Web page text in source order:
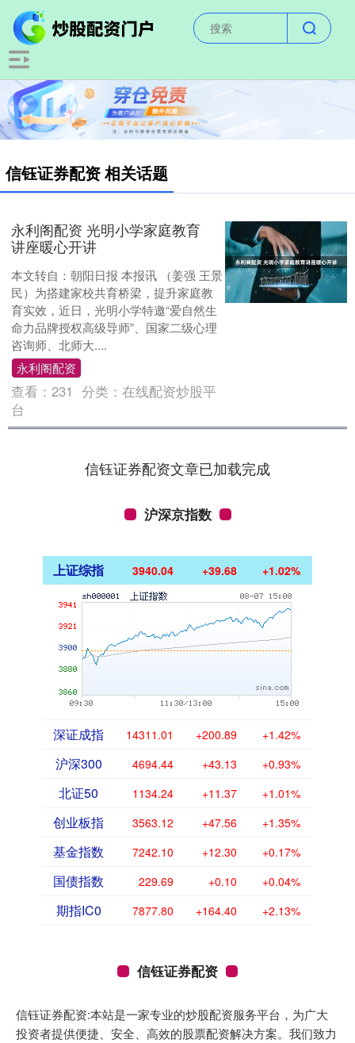
信钰证券配资 相关话题
永利阁配资 光明小学家庭教育
讲座暖心开讲
本文转自：朝阳日报 本报讯 （姜强 王景
民）为搭建家校共育桥梁，提升家庭教
育实效，近日，光明小学特邀“爱自然生
命力品牌授权高级导师”、国家二级心理
咨询师、北师大....
永利阁配资
查看：231 分类：在线配资炒股平
台
信钰证券配资文章已加载完成
沪深京指数
上证综指 3940.04 +39.68 +1.02%
深证成指 14311.01 +200.89 +1.42%
沪深300 4694.44 +43.13 +0.93%
北证50 1134.24 +11.37 +1.01%
创业板指 3563.12 +47.56 +1.35%
基金指数 7242.10 +12.30 +0.17%
国债指数 229.69 +0.10 +0.04%
期指IC0 7877.80 +164.40 +2.13%
信钰证券配资
信钰证券配资:本站是一家专业的炒股配资服务平台，为广大
投资者提供便捷、安全、高效的股票配资解决方案。我们致力